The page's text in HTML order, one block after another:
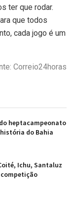
ter que rodar.
que todos
cada jogo é um
Correio24horas
heptacampeonato
do Bahia
Ichu, Santaluz
competição